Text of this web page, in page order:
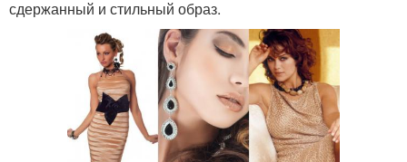
сдержанный и стильный образ.